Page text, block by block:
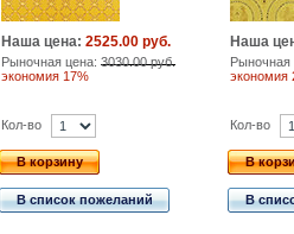
Наша цена: 2525.00 руб.
Рыночная цена: 3030.00 руб.
экономия 17%
Наша
экономия
Кол-во
В корзину
В список пожеланий
Кол-во
В
В